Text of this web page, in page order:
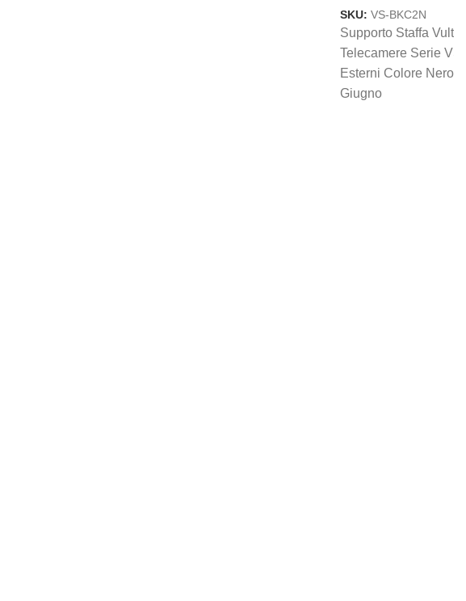
SKU: VS-BKC2N
Supporto Staffa
Telecamere Serie
Esterni Colore Nero
Giugno